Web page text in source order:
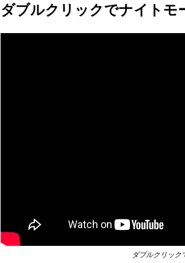
ダブルクリックでナイトモ
ダブルクリック